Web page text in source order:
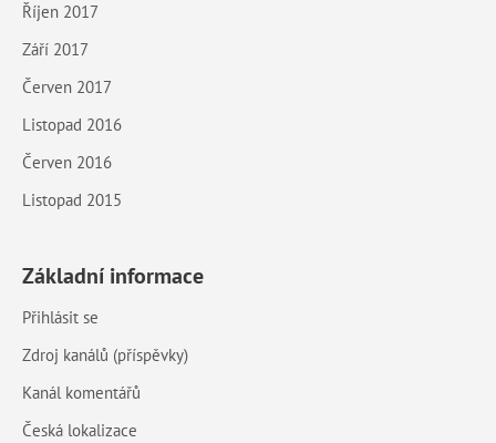
Říjen 2017
Září 2017
Červen 2017
Listopad 2016
Červen 2016
Listopad 2015
Základní informace
Přihlásit se
Zdroj kanálů (příspěvky)
Kanál komentářů
Česká lokalizace